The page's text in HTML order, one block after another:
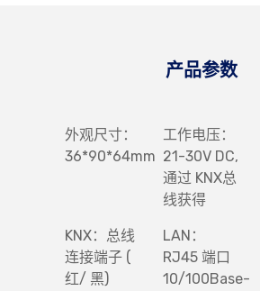
产品参数
外观尺寸：
36*90*64mm
工作电压：
21-30V DC,
通过 KNX总
线获得
KNX：总线
连接端子 (
红/ 黑)
LAN：
RJ45 端口
10/100Base-